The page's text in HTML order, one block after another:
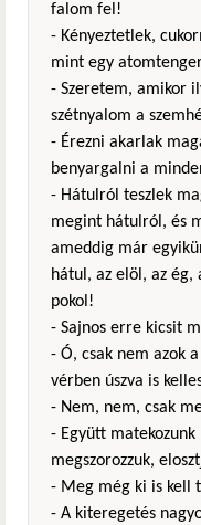
falom fel!
- Kényeztetlek,
mint egy
- Szeretem, amikor
szétnyalom a
- Érezni akarlak
benyargalni a
- Hátulról teszlek
megint hátulról, és
ameddig már
hátul, az elöl, az ég,
pokol!
- Sajnos erre kicsit
- Ó, csak nem azok
vérben úszva is
- Nem, nem, csak
- Együtt
megszorozzuk,
- Meg még ki is kell
- A kiteregetés